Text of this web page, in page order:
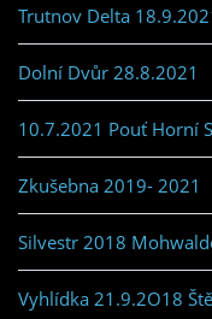
Trutnov Delta
Dolní Dvůr 28.8.2021
10.7.2021 Pouť Horní
Zkušebna 2019- 2021
Silvestr 2018
Vyhlídka 21.9.2O18